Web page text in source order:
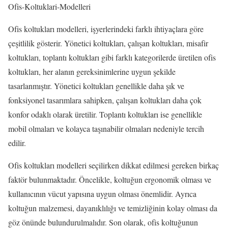
Ofis-Koltuklari-Modelleri
Ofis koltukları modelleri, işyerlerindeki farklı ihtiyaçlara göre
çeşitlilik gösterir. Yönetici koltukları, çalışan koltukları, misafir
koltukları, toplantı koltukları gibi farklı kategorilerde üretilen ofis
koltukları, her alanın gereksinimlerine uygun şekilde
tasarlanmıştır. Yönetici koltukları genellikle daha şık ve
fonksiyonel tasarımlara sahipken, çalışan koltukları daha çok
konfor odaklı olarak üretilir. Toplantı koltukları ise genellikle
mobil olmaları ve kolayca taşınabilir olmaları nedeniyle tercih
edilir.
Ofis koltukları modelleri seçilirken dikkat edilmesi gereken birkaç
faktör bulunmaktadır. Öncelikle, koltuğun ergonomik olması ve
kullanıcının vücut yapısına uygun olması önemlidir. Ayrıca
koltuğun malzemesi, dayanıklılığı ve temizliğinin kolay olması da
göz önünde bulundurulmalıdır. Son olarak, ofis koltuğunun